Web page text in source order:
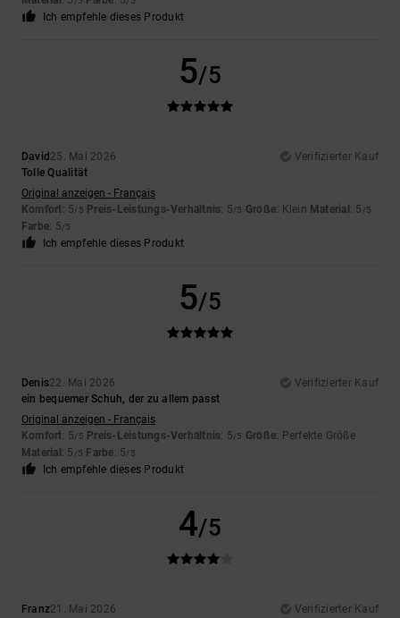
Ich empfehle dieses Produkt
5/5
David 25. Mai 2026
Verifizierter Kauf
Tolle Qualität
Original anzeigen - Français
Komfort: 5/5 Preis-Leistungs-Verhältnis: 5/5 Größe: Klein Material : 5 /5
Farbe: 5/5
Ich empfehle dieses Produkt
5/5
Denis22. Mai 2026
Verifizierter Kauf
ein bequemer Schuh, der zu allem passt
Original anzeigen - Français
Komfort: 5/5 Preis-Leistungs-Verhältnis: 5/5 Größe: Perfekte Größe
Material : 5 /5 Farbe: 5/5
Ich empfehle dieses Produkt
4/5
Franz21. Mai 2026
Verifizierter Kauf